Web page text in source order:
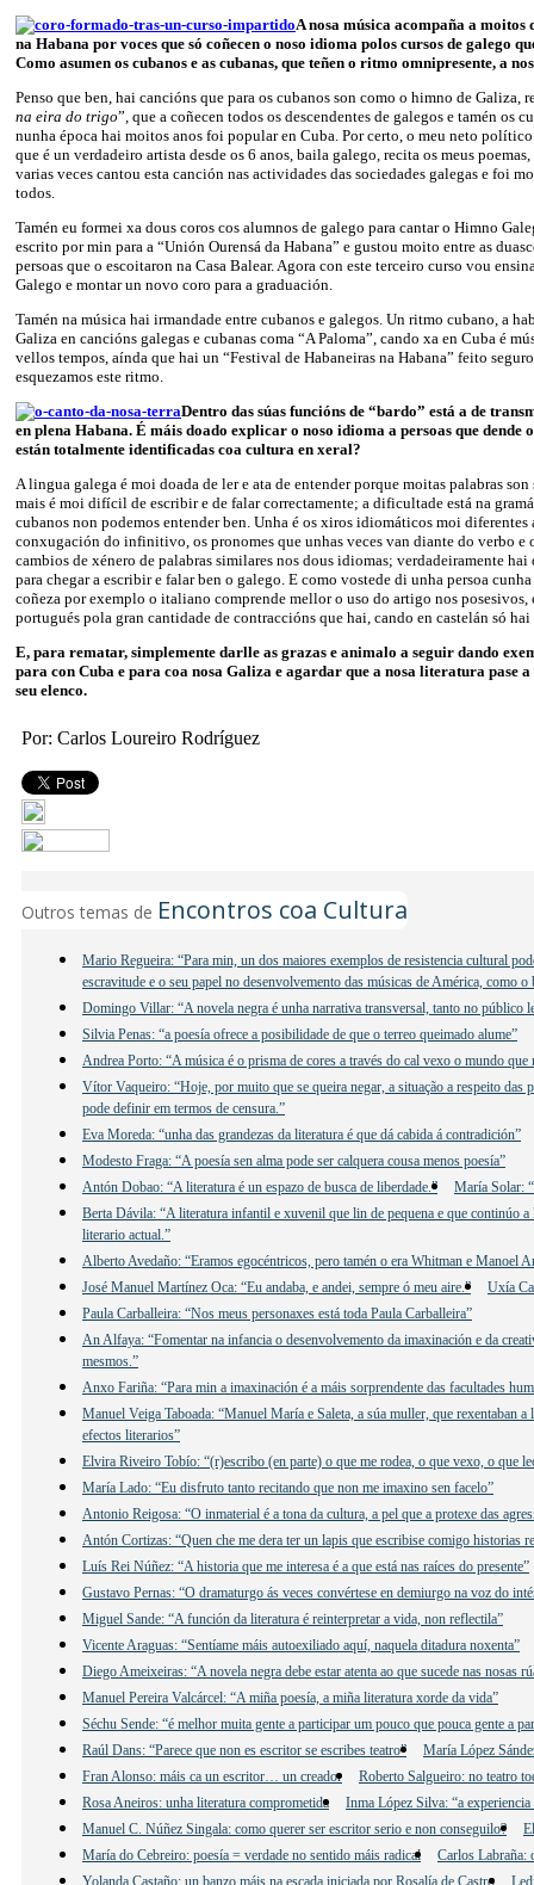
A nosa música acompaña a moitos
na Habana por voces que só coñecen o noso idioma polos cursos de galego
Como asumen os cubanos e as cubanas, que teñen o ritmo omnipresente, a
Penso que ben, hai cancións que para os cubanos son como o himno de Galiza,
na eira do trigo”, que a coñecen todos os descendentes de galegos e tamén os
nunha época hai moitos anos foi popular en Cuba. Por certo, o meu neto
que é un verdadeiro artista desde os 6 anos, baila galego, recita os meus
varias veces cantou esta canción nas actividades das sociedades galegas e foi
todos.
Tamén eu formei xa dous coros cos alumnos de galego para cantar o Himno
escrito por min para a “Unión Ourensá da Habana” e gustou moito entre as
persoas que o escoitaron na Casa Balear. Agora con este terceiro curso vou
Galego e montar un novo coro para a graduación.
Tamén na música hai irmandade entre cubanos e galegos. Un ritmo cubano, a
Galiza en cancións galegas e cubanas coma “A Paloma”, cando xa en Cuba é
vellos tempos, aínda que hai un “Festival de Habaneiras na Habana” feito
esquezamos este ritmo.
Dentro das súas funcións de “bardo” está a de
en plena Habana. É máis doado explicar o noso idioma a persoas que dende
están totalmente identificadas coa cultura en xeral?
A lingua galega é moi doada de ler e ata de entender porque moitas palabras
mais é moi difícil de escribir e de falar correctamente; a dificultade está na
cubanos non podemos entender ben. Unha é os xiros idiomáticos moi diferentes
conxugación do infinitivo, os pronomes que unhas veces van diante do verbo e
cambios de xénero de palabras similares nos dous idiomas; verdadeiramente hai
para chegar a escribir e falar ben o galego. E como vostede di unha persoa
coñeza por exemplo o italiano comprende mellor o uso do artigo nos posesivos,
portugués pola gran cantidade de contraccións que hai, cando en castelán só hai
E, para rematar, simplemente darlle as grazas e animalo a seguir dando
para con Cuba e para coa nosa Galiza e agardar que a nosa literatura pase a
seu elenco.
Por: Carlos Loureiro Rodríguez
Outros temas de Encontros coa Cultura
Mario Regueira: “Para min, un dos maiores exemplos de resistencia cultural
escravitude e o seu papel no desenvolvemento das músicas de América, como o
Domingo Villar: “A novela negra é unha narrativa transversal, tanto no público
Silvia Penas: “a poesía ofrece a posibilidade de que o terreo queimado alume”
Andrea Porto: “A música é o prisma de cores a través do cal vexo o mundo que
Vítor Vaqueiro: “Hoje, por muito que se queira negar, a situação a respeito das
pode definir em termos de censura.”
Eva Moreda: “unha das grandezas da literatura é que dá cabida á contradición”
Modesto Fraga: “A poesía sen alma pode ser calquera cousa menos poesía”
Antón Dobao: “A literatura é un espazo de busca de liberdade.”
María Solar:
Berta Dávila: “A literatura infantil e xuvenil que lin de pequena e que continúo
literario actual.”
Alberto Avedaño: “Eramos egocéntricos, pero tamén o era Whitman e Manoel
José Manuel Martínez Oca: “Eu andaba, e andei, sempre ó meu aire.”
Uxía
Paula Carballeira: “Nos meus personaxes está toda Paula Carballeira”
An Alfaya: “Fomentar na infancia o desenvolvemento da imaxinación e da
mesmos.”
Anxo Fariña: “Para min a imaxinación é a máis sorprendente das facultades
Manuel Veiga Taboada: “Manuel María e Saleta, a súa muller, que rexentaban
efectos literarios”
Elvira Riveiro Tobío: “(r)escribo (en parte) o que me rodea, o que vexo, o que
María Lado: “Eu disfruto tanto recitando que non me imaxino sen facelo”
Antonio Reigosa: “O inmaterial é a tona da cultura, a pel que a protexe das
Antón Cortizas: “Quen che me dera ter un lapis que escribise comigo historias
Luís Rei Núñez: “A historia que me interesa é a que está nas raíces do presente”
Gustavo Pernas: “O dramaturgo ás veces convértese en demiurgo na voz do
Miguel Sande: “A función da literatura é reinterpretar a vida, non reflectila”
Vicente Araguas: “Sentíame máis autoexiliado aquí, naquela ditadura noxenta”
Diego Ameixeiras: “A novela negra debe estar atenta ao que sucede nas nosas
Manuel Pereira Valcárcel: “A miña poesía, a miña literatura xorde da vida”
Séchu Sende: “é melhor muita gente a participar um pouco que pouca gente a
Raúl Dans: “Parece que non es escritor se escribes teatro”
María López
Fran Alonso: máis ca un escritor… un creador
Roberto Salgueiro: no teatro
Rosa Aneiros: unha literatura comprometida
Inma López Silva: “a
Manuel C. Núñez Singala: como querer ser escritor serio e non conseguilo?
María do Cebreiro: poesía = verdade no sentido máis radical
Carlos Labraña:
Yolanda Castaño: un banzo máis na escada iniciada por Rosalía de Castro